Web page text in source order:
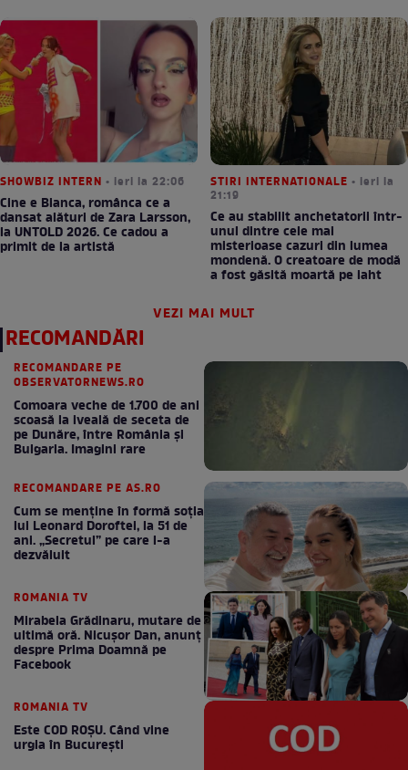
SHOWBIZ INTERN • ieri la 22:06
Cine e Bianca, românca ce a
dansat alături de Zara Larsson,
la UNTOLD 2026. Ce cadou a
primit de la artistă
STIRI INTERNATIONALE • ieri la
21:19
Ce au stabilit anchetatorii într-
unul dintre cele mai
misterioase cazuri din lumea
mondenă. O creatoare de modă
a fost găsită moartă pe iaht
VEZI MAI MULT
RECOMANDĂRI
RECOMANDARE PE
OBSERVATORNEWS.RO
Comoara veche de 1.700 de ani
scoasă la iveală de seceta de
pe Dunăre, între România şi
Bulgaria. Imagini rare
RECOMANDARE PE AS.RO
Cum se menţine în formă soţia
lui Leonard Doroftei, la 51 de
ani. „Secretul” pe care l-a
dezvăluit
ROMANIA TV
Mirabela Grădinaru, mutare de
ultimă oră. Nicuşor Dan, anunţ
despre Prima Doamnă pe
Facebook
ROMANIA TV
Este COD ROŞU. Când vine
urgia în Bucureşti